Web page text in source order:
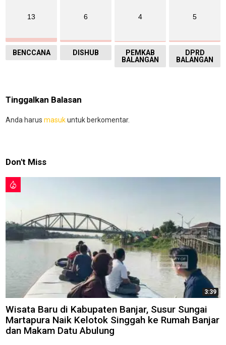
13
BENCCANA
6
DISHUB
4
PEMKAB
BALANGAN
5
DPRD
BALANGAN
Tinggalkan Balasan
Anda harus masukuntuk berkomentar.
Don't Miss
3:39
Wisata Baru di Kabupaten Banjar, Susur Sungai
Martapura Naik Kelotok Singgah ke Rumah Banjar
dan Makam Datu Abulung